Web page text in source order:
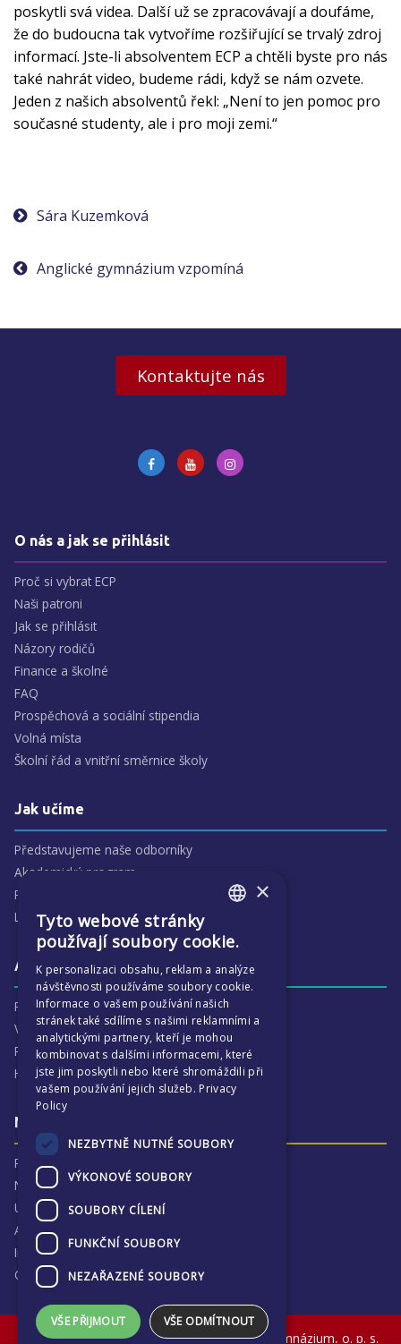
poskytli svá videa. Další už se zpracovávají a doufáme,
že do budoucna tak vytvoříme rozšiřující se trvalý zdroj
informací. Jste-li absolventem ECP a chtěli byste pro nás
také nahrát video, budeme rádi, když se nám ozvete.
Jeden z našich absolventů řekl: „Není to jen pomoc pro
současné studenty, ale i pro moji zemi.“
Navigace
proAnglické gymnázium vzpomíná
Sára Kuzemková
Kontaktujte nás
O nás a jak se přihlásit
Proč si vybrat ECP
Naši patroni
Jak se přihlásit
Názory rodičů
Finance a školné
FAQ
Prospěchová a sociální stipendia
Volná místa
Školní řád a vnitřní směrnice školy
Jak učíme
Představujeme naše odborníky
Akademický program
Předmětové oblasti
Lidé
Aktivity
Proč je ECP tak zajímavé
Výchovná péče
Program :more
Harmonogram školního
Naše výsledky a příběhy
Proč jsme hrdí na ECP
Naše výsledky
Univerzitní destinace
Absolventi
Inspekční zprávy
Ochrana osobních údajů
© The English College in Prague - Anglické gymnázium, o. p. s.
×
Tyto webové stránky
používají soubory cookie.
K personalizaci obsahu, reklam a analýze
návštěvnosti používáme soubory cookie.
Informace o vašem používání našich
stránek také sdílíme s našimi reklamními a
analytickými partnery, kteří je mohou
kombinovat s dalšími informacemi, které
jste jim poskytli nebo které shromáždili při
vašem používání jejich služeb. Privacy
Policy
NEZBYTNĚ NUTNÉ SOUBORY
VÝKONOVÉ SOUBORY
SOUBORY CÍLENÍ
FUNKČNÍ SOUBORY
NEZAŘAZENÉ SOUBORY
VŠE PŘIJMOUT VŠE ODMÍTNOUT